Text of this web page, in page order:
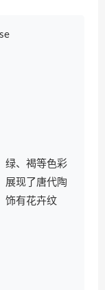
绿、褐等色彩
展现了唐代陶
饰有花卉纹